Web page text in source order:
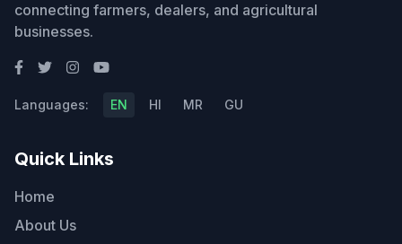
connecting farmers, dealers, and agricultural
businesses.
Languages: EN HI MR GU
Quick Links
Home
About Us